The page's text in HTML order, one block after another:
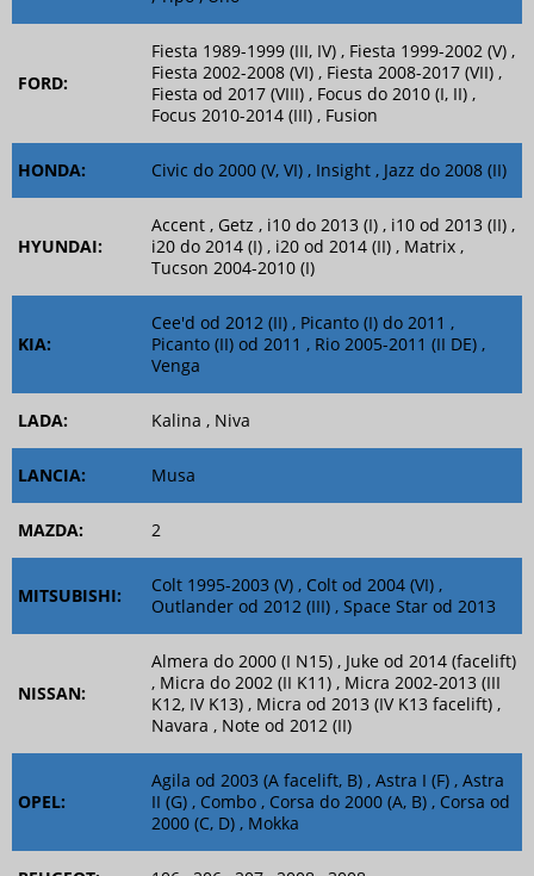
FORD:
Fiesta 1989-1999 (III, IV) , Fiesta 1999-2002 (V) ,
Fiesta 2002-2008 (VI) , Fiesta 2008-2017 (VII) ,
Fiesta od 2017 (VIII) , Focus do 2010 (I, II) ,
Focus 2010-2014 (III) , Fusion
HONDA: Civic do 2000 (V, VI) , Insight , Jazz do 2008 (II)
HYUNDAI:
Accent , Getz , i10 do 2013 (I) , i10 od 2013 (II) ,
i20 do 2014 (I) , i20 od 2014 (II) , Matrix ,
Tucson 2004-2010 (I)
KIA:
Cee'd od 2012 (II) , Picanto (I) do 2011 ,
Picanto (II) od 2011 , Rio 2005-2011 (II DE) ,
Venga
LADA: Kalina , Niva
LANCIA: Musa
MAZDA: 2
MITSUBISHI:
Colt 1995-2003 (V) , Colt od 2004 (VI) ,
Outlander od 2012 (III) , Space Star od 2013
NISSAN:
Almera do 2000 (I N15) , Juke od 2014 (facelift)
, Micra do 2002 (II K11) , Micra 2002-2013 (III
K12, IV K13) , Micra od 2013 (IV K13 facelift) ,
Navara , Note od 2012 (II)
OPEL:
Agila od 2003 (A facelift, B) , Astra I (F) , Astra
II (G) , Combo , Corsa do 2000 (A, B) , Corsa od
2000 (C, D) , Mokka